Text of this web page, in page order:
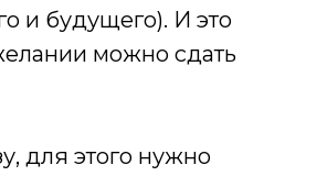
и будущего). И это
можно сдать
для этого нужно